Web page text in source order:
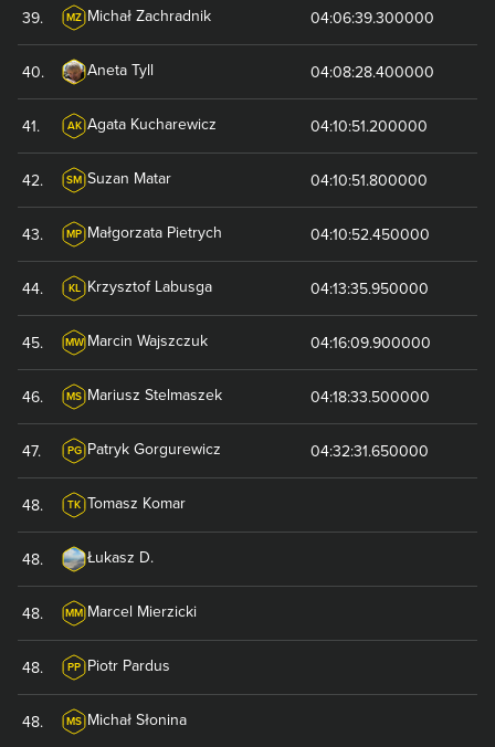
39. MZ Michał Zachradnik 04:06:39.300000
40. Aneta Tyll 04:08:28.400000
41. AK Agata Kucharewicz 04:10:51.200000
42. SM Suzan Matar 04:10:51.800000
43. MP Małgorzata Pietrych 04:10:52.450000
44. KL Krzysztof Labusga 04:13:35.950000
45. MW Marcin Wajszczuk 04:16:09.900000
46. MS Mariusz Stelmaszek 04:18:33.500000
47. PG Patryk Gorgurewicz 04:32:31.650000
48. TK Tomasz Komar
48. Łukasz D.
48. MM Marcel Mierzicki
48. PP Piotr Pardus
48. MS Michał Słonina